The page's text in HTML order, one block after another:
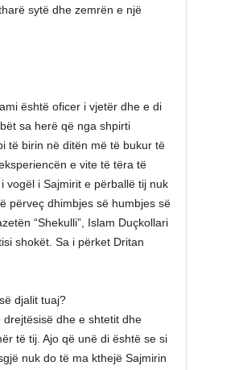
sytë dhe zemrën e një
është oficer i vjetër dhe e di
sa herë që nga shpirti
të birin në ditën më të bukur të
e vite të tëra të
vogël i Sajmirit e përballë tij nuk
përveç dhimbjes së humbjes së
“Shekulli”, Islam Duçkollari
shokët. Sa i përket Dritan
djalit tuaj?
dhe e shtetit dhe
të tij. Ajo që unë di është se si
nuk do të ma kthejë Sajmirin